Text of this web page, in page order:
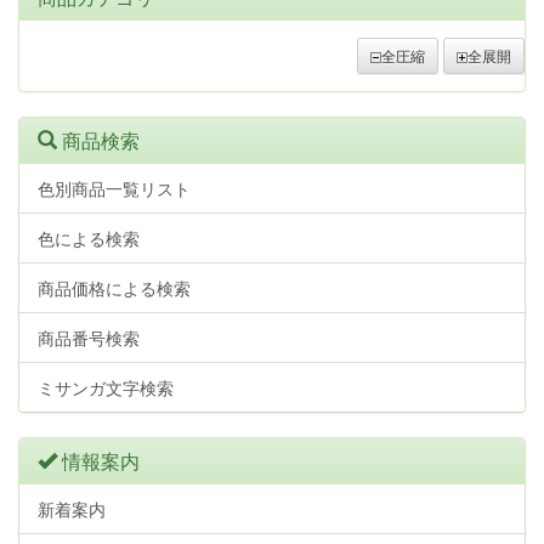
全圧縮 全展開
商品検索
色別商品一覧リスト
色による検索
商品価格による検索
商品番号検索
ミサンガ文字検索
情報案内
新着案内